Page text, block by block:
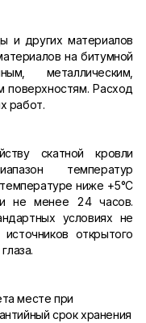
и других материалов
на битумной
металлическим,
поверхностям. Расход
работ.
скатной кровли
температур
ниже +5°С
не менее 24 часов.
условиях не
открытого
месте при
срок хранения